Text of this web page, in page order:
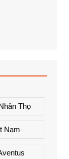
Thọ
Nam